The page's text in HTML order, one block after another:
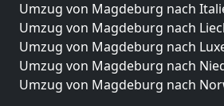
Umzug von Magdeburg nach
Umzug von Magdeburg nach
Umzug von Magdeburg nach
Umzug von Magdeburg nach
Umzug von Magdeburg nach